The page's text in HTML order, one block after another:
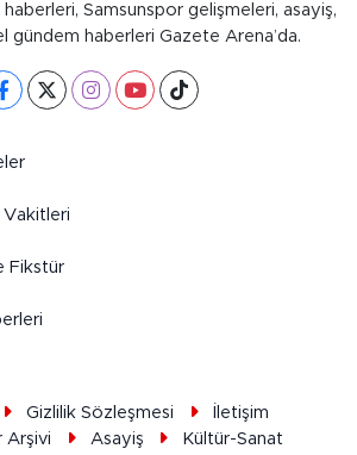
Samsunspor gelişmeleri, asayiş,
gündem haberleri Gazete Arena’da.
Vakitleri
Fikstür
Gizlilik Sözleşmesi
İletişim
Arşivi Asayiş
Kültür-Sanat